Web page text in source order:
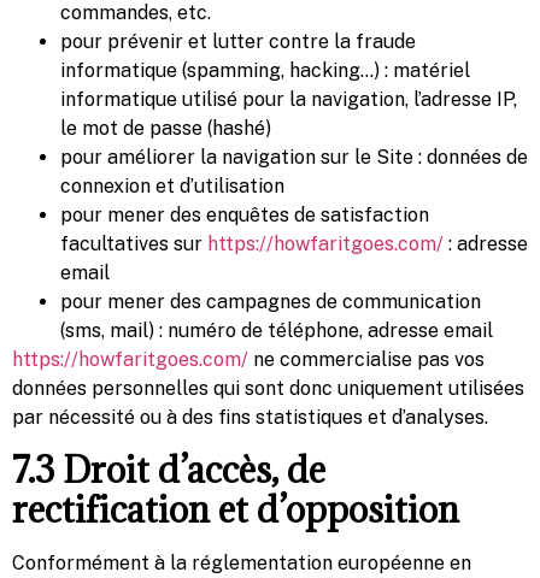
commandes, etc.
pour prévenir et lutter contre la fraude
informatique (spamming, hacking…) : matériel
informatique utilisé pour la navigation, l’adresse IP,
le mot de passe (hashé)
pour améliorer la navigation sur le Site : données de
connexion et d’utilisation
pour mener des enquêtes de satisfaction
facultatives sur https://howfaritgoes.com/ : adresse
email
pour mener des campagnes de communication
(sms, mail) : numéro de téléphone, adresse email
https://howfaritgoes.com/ ne commercialise pas vos
données personnelles qui sont donc uniquement utilisées
par nécessité ou à des fins statistiques et d’analyses.
7.3 Droit d’accès, de
rectification et d’opposition
Conformément à la réglementation européenne en